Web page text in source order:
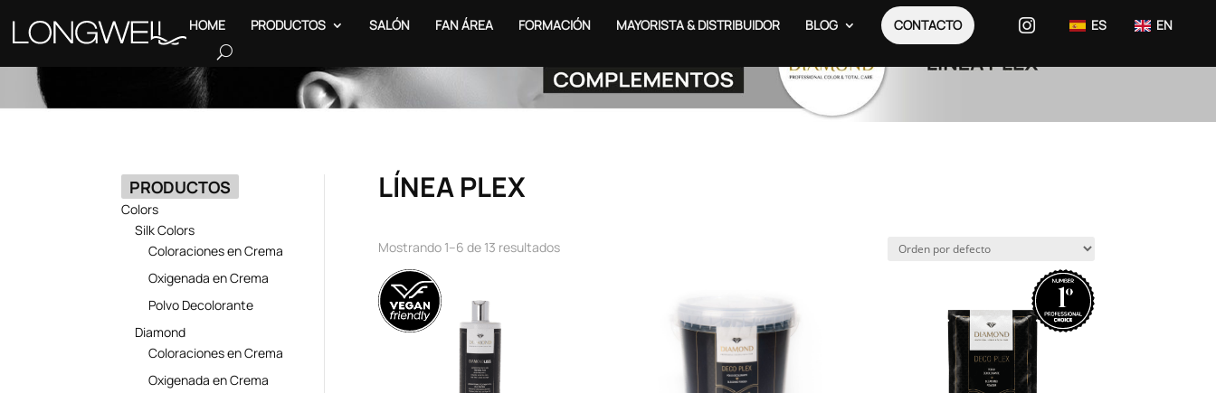
HOME PRODUCTOS SALÓN FAN ÁREA FORMACIÓN MAYORISTA & DISTRIBUIDOR BLOG CONTACTO ES EN
PRODUCTOS
Colors
Silk Colors
Coloraciones en Crema
Oxigenada en Crema
Polvo Decolorante
Diamond
Coloraciones en Crema
Oxigenada en Crema
LÍNEA PLEX
Mostrando 1–6 de 13 resultados